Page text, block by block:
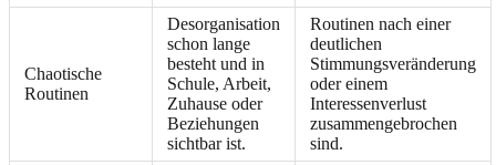
Chaotische
Routinen
Desorganisation
schon lange
besteht und in
Schule, Arbeit,
Zuhause oder
Beziehungen
sichtbar ist.
Routinen nach einer
deutlichen
Stimmungsveränderung
oder einem
Interessenverlust
zusammengebrochen
sind.